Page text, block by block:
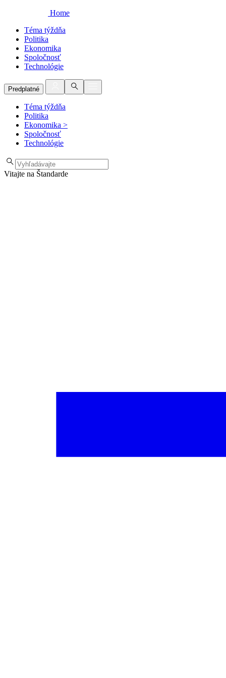
Home
Téma týždňa
Politika
Ekonomika
Spoločnosť
Technológie
Predplatné
Téma týždňa
Politika
Ekonomika >
Spoločnosť
Technológie
Vitajte na Štandarde